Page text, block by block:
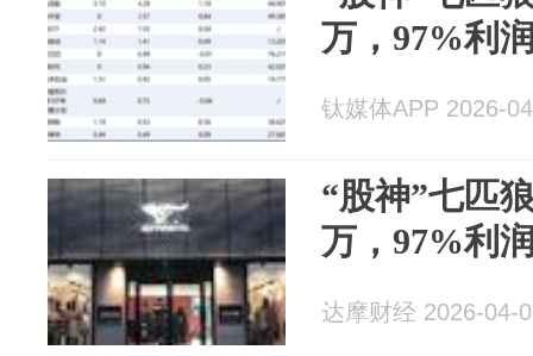
万，97%利
钛媒体APP 2026-
“股神”七匹
万，97%利
达摩财经 2026-04-